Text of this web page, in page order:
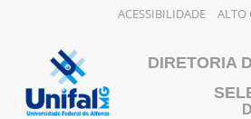
ACESSIBILIDADE ALTO
conteúdo
DIRETORIA